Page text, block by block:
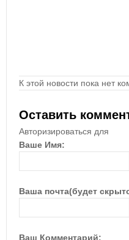
К этой новости пока нет
Оставить
Авторизироваться для
Ваше Имя:
Ваша почта(будет
Ваш Комментарий: